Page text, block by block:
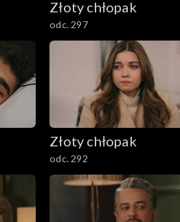
Złoty chłopak
odc. 297
Złoty chłopak
odc. 292